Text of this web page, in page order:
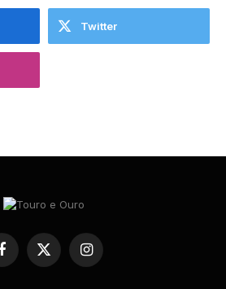
Twitter
Facebook
X
(Twitter)
Instagram